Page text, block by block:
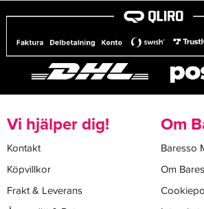
Vi hjälper dig!
Kontakt
Köpvillkor
Frakt & Leverans
Om
Baresso
Om